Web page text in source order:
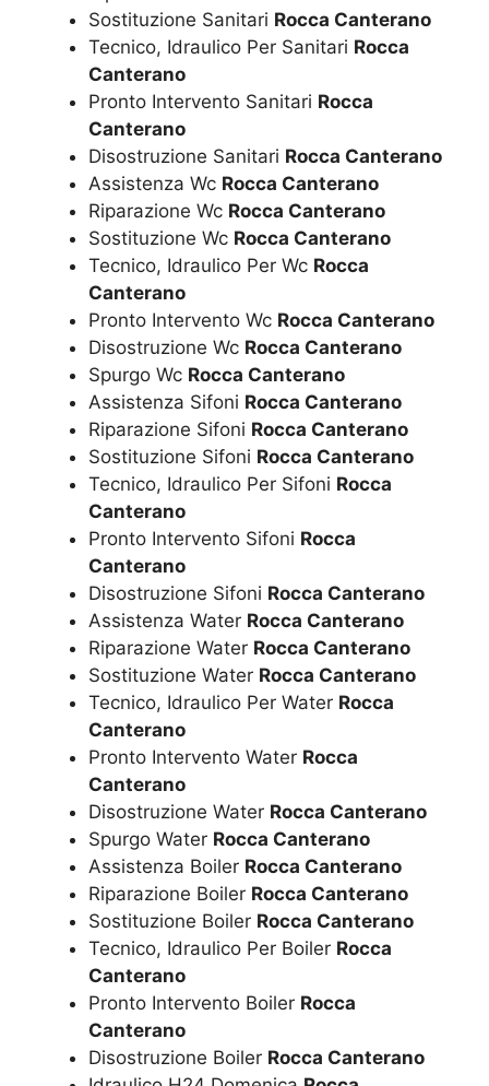
Sostituzione Sanitari Rocca Canterano
Tecnico, Idraulico Per Sanitari Rocca
Canterano
Pronto Intervento Sanitari Rocca
Canterano
Disostruzione Sanitari Rocca Canterano
Assistenza Wc Rocca Canterano
Riparazione Wc Rocca Canterano
Sostituzione Wc Rocca Canterano
Tecnico, Idraulico Per Wc Rocca
Canterano
Pronto Intervento Wc Rocca Canterano
Disostruzione Wc Rocca Canterano
Spurgo Wc Rocca Canterano
Assistenza Sifoni Rocca Canterano
Riparazione Sifoni Rocca Canterano
Sostituzione Sifoni Rocca Canterano
Tecnico, Idraulico Per Sifoni Rocca
Canterano
Pronto Intervento Sifoni Rocca
Canterano
Disostruzione Sifoni Rocca Canterano
Assistenza Water Rocca Canterano
Riparazione Water Rocca Canterano
Sostituzione Water Rocca Canterano
Tecnico, Idraulico Per Water Rocca
Canterano
Pronto Intervento Water Rocca
Canterano
Disostruzione Water Rocca Canterano
Spurgo Water Rocca Canterano
Assistenza Boiler Rocca Canterano
Riparazione Boiler Rocca Canterano
Sostituzione Boiler Rocca Canterano
Tecnico, Idraulico Per Boiler Rocca
Canterano
Pronto Intervento Boiler Rocca
Canterano
Disostruzione Boiler Rocca Canterano